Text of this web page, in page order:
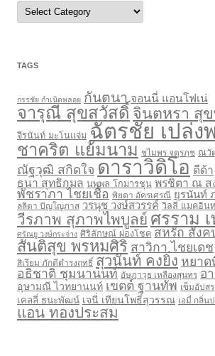
Categories
TAGS
กรรชัย กำเนิดพลอย กันตนา จอนนี่ แอนโฟเน่
จารุณี สุขสวัสดิ์ จินตหรา สุ
จีรนันท์ มะโนแจ่ม ฉัตรชัย เปล่ง
ชาคริต แย้มนาม ชไมพร จตุรภุช ณวั
ณัฐวุฒิ สกิดใจ ดาราวิดิโอ ดีด้า
ธนา สุทธิกมล นพพล โกมารชุน พรชิตา ณ ส
พัชราภา ไชยเชื้อ พิยดา อัครเศรณี ยุรนันท์
ลลิตา ปัญโญภาส วรนุช วงษ์สวรรค์ วิลลี่ แมคอิน
วีรภาพ สุภาพไพบูลย์ ศรราม
ศรัณยู วงษ์กระจ่าง ศิริลักษณ์ ผ่องโชค สหรัถ สังค
สันติสุข พรหมศิริ สาวิกา ไชยเดช
สิเรียม ภักดีดำรงฤทธิ์ สุวนันท์ คงยิ่ง หยาด
อธิชาติ ชุมนานนท์ อัษฎาวุธ เหลืองสุนทร อ
อุษามณี ไวทยานนท์ เขตต์ ฐานทัพ เข็มอัปส
เคลลี่ ธนะพัฒน์ เจนี่ เทียนโพธิ์สุวรรณ เอมี่ กลิ่น
แอน ทองประสม